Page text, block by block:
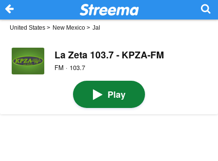
United States > New Mexico > Jal
La Zeta 103.7 - KPZA-FM
FM · 103.7
Play